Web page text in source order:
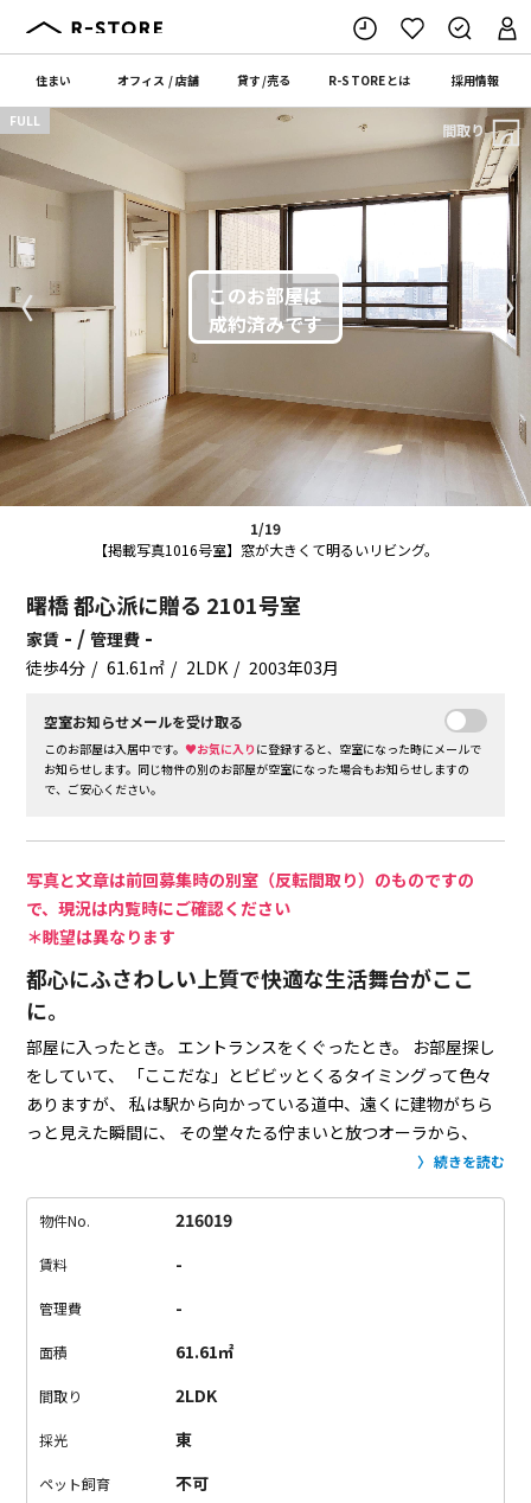
住まい オフィス /店舗 貸す/売る R-STOREとは 採用情報
1/19
【掲載写真1016号室】窓が大きくて明るいリビング。
〈 〉
FULL 間取り
曙橋 都心派に贈る 2101号室
家賃 - /管理費 -
徒歩4分 61.61㎡ 2LDK 2003年03月
空室お知らせメールを受け取る
このお部屋は入居中です。♥お気に入り に登録すると、空室になった時にメールで
お知らせします。同じ物件の別のお部屋が空室になった場合もお知らせしますの
で、ご安心ください。
写真と文章は前回募集時の別室（反転間取り）のものですの
で、現況は内覧時にご確認ください
＊眺望は異なります
都心にふさわしい上質で快適な生活舞台がここ
に。
部屋に入ったとき。 エントランスをくぐったとき。
お部屋探し
をしていて、
「ここだな」とビビッとくるタイミングって色々
ありますが、 私は駅から向かっている道中、遠くに建物がちら
っと見えた瞬間に、
その堂々たる佇まいと放つオーラから、
「あー、これは良い物件に違いない！」と確信しました。 今回
規模なマンションです。広大な敷地には1号棟から4号棟まで、
こちらのお部屋があるのは1番高くそびえ立つ1号棟。
が印象的なリビングと、
ぶ子どもたちの姿が見えます。
園、スーパーマーケット、緑道や遊具もあり、
たちが敷地内の公園で元気に遊んでいて、楽しそうな声が聞こ
えてきました。
ここでの生活のイメージがどんどん膨らんでき
続きを読む
物件No. 216019
賃料 -
管理費 -
面積 61.61㎡
間取り 2LDK
採光 東
ペット飼育 不可